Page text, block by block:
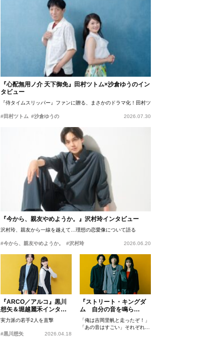
『心配無用ノ介 天下御免』田村ツトム×沙倉ゆうのイン
タビュー
『侍タイムスリッパー』ファンに贈る、まさかのドラマ化！田村ツトム×沙倉ゆうのが語
#田村ツトム #沙倉ゆうの 2026.07.30
『今から、親友やめようか。』沢村玲インタビュー
沢村玲、親友から一線を越えて…理想の恋愛像について語る
#今から、親友やめようか。 #沢村玲 2026.06.20
『ARCO／アルコ』黒川
想矢＆堀越麗禾インタビ
ュー
実力派の若手2人を直撃
#黒川想矢 2026.04.18
『ストリート・キングダ
ム 自分の音を鳴ら
せ。』峯田和伸、若葉竜
也、吉岡里帆インタビュ
ー
「俺は吉岡里帆と走ったぞ！」
「あの音はすごい」それぞれの